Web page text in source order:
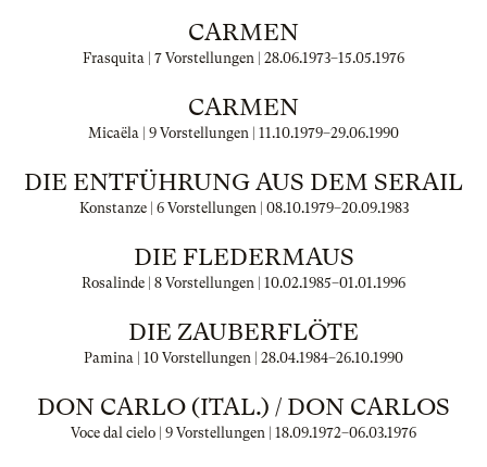
CARMEN
Frasquita | 7 Vorstellungen | 28.06.1973–15.05.1976
CARMEN
Micaëla | 9 Vorstellungen | 11.10.1979–29.06.1990
DIE ENTFÜHRUNG AUS DEM SERAIL
Konstanze | 6 Vorstellungen | 08.10.1979–20.09.1983
DIE FLEDERMAUS
Rosalinde | 8 Vorstellungen | 10.02.1985–01.01.1996
DIE ZAUBERFLÖTE
Pamina | 10 Vorstellungen | 28.04.1984–26.10.1990
DON CARLO (ITAL.) / DON CARLOS
Voce dal cielo | 9 Vorstellungen | 18.09.1972–06.03.1976